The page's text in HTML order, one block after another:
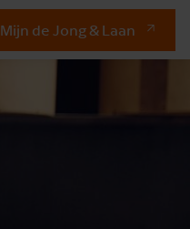
Mijn de Jong & Laan